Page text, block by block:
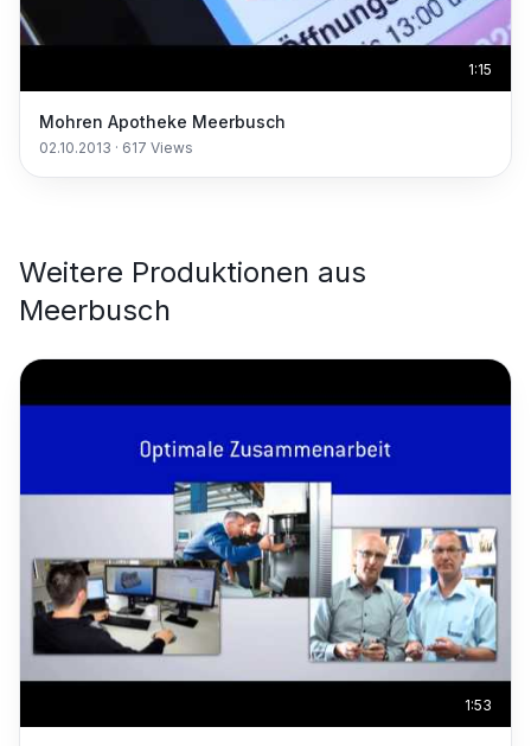
1:15
Mohren Apotheke Meerbusch
02.10.2013 · 617 Views
Weitere Produktionen aus
Meerbusch
1:53